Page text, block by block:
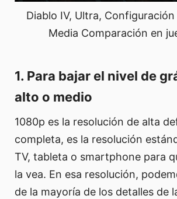
Diablo IV, Ultra,
Media Comparación en
1. Para bajar el nivel de
alto o medio
1080p es la resolución de alta
completa, es la resolución
TV, tableta o smartphone para
la vea. En esa resolución,
de la mayoría de los detalles de